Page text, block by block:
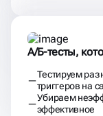
А/Б-тесты,
Тестируем
триггеров на
Убираем
эффективное